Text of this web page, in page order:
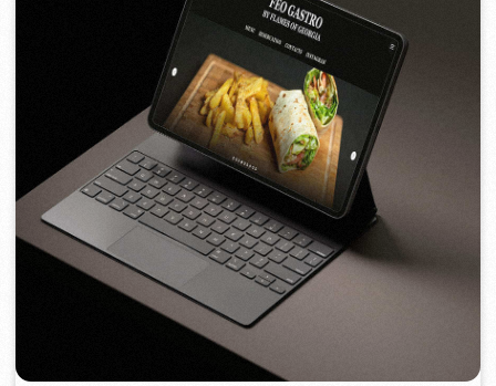
FEOH COSMETIC
[ e-shop ]
2022